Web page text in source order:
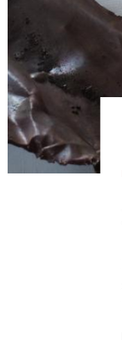
Untermenü
Untermenü
Untermenü
Untermenü